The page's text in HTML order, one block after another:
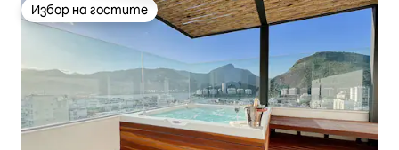
Избор на гостите
Избор на гостите